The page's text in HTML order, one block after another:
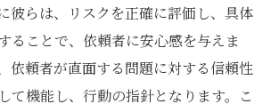
彼らは、リスクを正確に評価し、具体
ることで、依頼者に安心感を与えま
依頼者が直面する問題に対する信頼性
て機能し、行動の指針となります。こ